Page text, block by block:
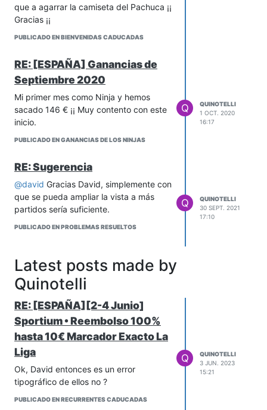
que a agarrar la camiseta del Pachuca ¡¡
Gracias ¡¡
PUBLICADO EN BIENVENIDAS CADUCADAS
RE: [ESPAÑA] Ganancias de
Septiembre 2020
Mi primer mes como Ninja y hemos
sacado 146 € ¡¡ Muy contento con este
inicio.
PUBLICADO EN GANANCIAS DE LOS NINJAS
Q
QUINOTELLI
1 OCT. 2020
16:17
RE: Sugerencia
@david Gracias David, simplemente con
que se pueda ampliar la vista a más
partidos sería suficiente.
PUBLICADO EN PROBLEMAS RESUELTOS
Q
QUINOTELLI
30 SEPT. 2021
17:10
Latest posts made by
Quinotelli
RE: [ESPAÑA][2-4 Junio]
Sportium • Reembolso 100%
hasta 10€ Marcador Exacto La
Liga
Ok, David entonces es un error
tipográfico de ellos no ?
PUBLICADO EN RECURRENTES CADUCADAS
Q
QUINOTELLI
3 JUN. 2023
15:21